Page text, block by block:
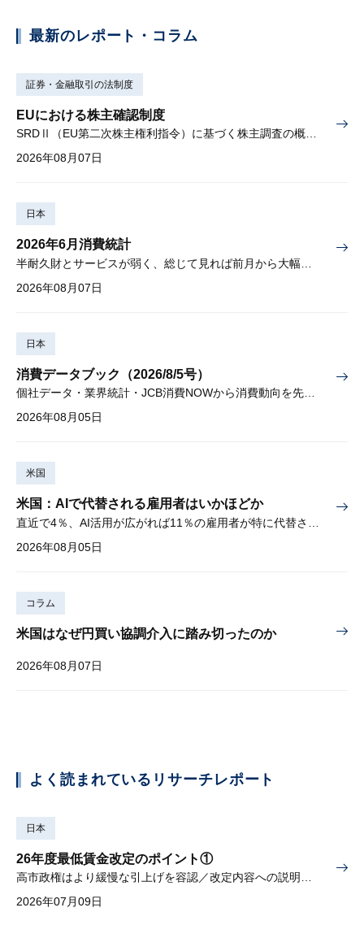
最新のレポート・コラム
証券・金融取引の法制度
EUにおける株主確認制度
SRDⅡ（EU第二次株主権利指令）に基づく株主調査の概要と課題
2026年08月07日
日本
2026年6月消費統計
2026年08月07日
日本
消費データブック（2026/8/5号）
個社データ・業界統計・JCB消費NOWから消費動向を先取り
2026年08月05日
米国
米国：AIで代替される雇用者はいかほどか
2026年08月05日
コラム
米国はなぜ円買い協調介入に踏み切ったのか
2026年08月07日
よく読まれているリサーチレポート
日本
26年度最低賃金改定のポイント①
高市政権はより緩慢な引上げを容認／改定内容への説明責任が焦点
2026年07月09日